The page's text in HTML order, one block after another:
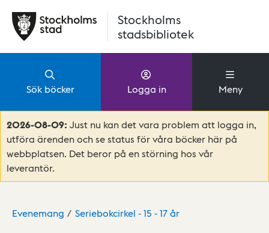
Stockholms
stadsbibliotek
Sök böcker Logga in Meny
2026-08-09: Just nu kan det vara problem att logga in,
utföra ärenden och se status för våra böcker här på
webbplatsen. Det beror på en störning hos vår
leverantör.
Evenemang Seriebokcirkel - 15 - 17 år